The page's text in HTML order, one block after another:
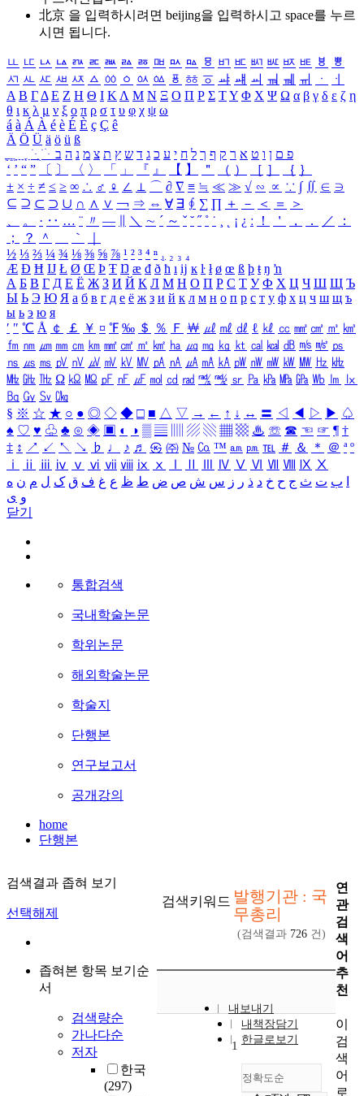
北京 을 입력하시려면 beijing을 입력하시고 space를 누르
시면 됩니다.
ㅥ ㅦ ㅧ ㅨ ㅩ ㅪ ㅫ ㅬ ㅭ ㅮ ㅯ ㅰ ㅱ ㅲ ㅳ ㅴ ㅵ ㅶ ㅷ ㅸ
ㅹ
ㅺ ㅻ ㅼ ㅽ ㅾ ㅿ ㆀ ㆁ ㆂ ㆃ ㆄ ㆅ ㆆ ㆇ ㆈ ㆉ ㆊ ㆋ ㆌ ㆍ
ㆎ
Α Β ΓΔ Ε Ζ Η Θ Ι ΚΛ Μ Ν Ξ Ο Π Ρ Σ ΤΥ Φ Χ Ψ Ω α β γ δ ε ζ η
θ ι κ λ μ ν ξ ο π ρ σ τ υ φ χ ψ ω
á à Á À é è É È ç Ç ê
Ä Ö Ü ä ö ü ß
ִֶֹ ֻּ ׁׂ פ ם ן ו ט א ר ק ף ך ל ח י ע כ ג ד ש ץ ת צ מ נ ה ב
‘ ’ “ ” 〔 〕 〈 〉 「 」 『 』 【 】 ＂ （ ） ［ ］ ｛ ｝
± × ÷ ≠ ≤ ≥ ∞ ∴ ♂ ♀ ∠ ⊥ ⌒ ∂ ∇ ≡ ≒ ≪ ≫ √ ∽ ∝ ∵ ∫ ∬ ∈ ∋
⊆ ⊇ ⊂ ⊃ ∪ ∩ ∧ ∨ ￢ ⇒ ⇔ ∀ ∃ ∮ ∑ ∏ ＋ － ＜ ＝
＞
、
。 · ‥ … ¨ 〃 ― ＼ ∼ ´ ～ ˇ ˘ ˝ ˚ ˙ ¸ ¡ ¿ ː ！ ＇ ， ． ／
：
；
？ ＾ ｀
½ ⅓ ⅔ ¼ ¾ ⅛ ⅜ ⅝ ⅞ ¹ ² ³ ⁴ ⁿ ₁ ₂ ₃ ₄
Æ Ð Ħ Ĳ Ł Ø Œ Þ Ŧ Ŋ æ đ ð ħ ı ĳ ĸ ŀ ł ø œ ß þ ŧ ŋ ŉ
А Б В Г Д Е Ё Ж З И Й К Л М Н О П Р С Т У Ф Х Ц Ч Ш Щ Ъ
Ы Ь Э Ю Я а б в г д е ё ж з и й к л м н о п р с т у ф х ц ч ш щ ъ
ы ь э ю я
′ ″ ℃ Å ￠ ￡ ￥ ¤ ℉ ‰ ＄ ％ Ｆ ￦ ㎕ ㎖ ㎗ ℓ ㎘ ㏄ ㎣ ㎤ ㎥ ㎦
㎙ ㎚ ㎛ ㎜ ㎝ ㎞ ㎟ ㎠ ㎡ ㎢ ㏊ ㎍ ㎎ ㎏ ㏏ ㎈ ㎉ ㏈ ㎧ ㎨ ㎰
㎱ ㎲ ㎳ ㎴ ㎵ ㎶ ㎷ ㎸ ㎹ ㎀ ㎁ ㎂ ㎃ ㎄ ㎺ ㎻ ㎽ ㎾ ㎿ ㎐ ㎑
㎒ ㎓ ㎔ Ω ㏀ ㏁ ㎊ ㎋ ㎌ ㏖ ㏅ ㎭ ㎮ ㎯ ㏛ ㎩ ㎪ ㎫ ㎬ ㏝ ㏐
㏓
㏃ ㏉ ㏜ ㏆
§ ※ ☆ ★ ○ ● ◎ ◇ ◆ □ ■ △ ▽ → ← ↑ ↓ ↔ 〓 ◁ ◀ ▷ ▶ ♤
♠ ♡ ♥ ♧ ♣ ⊙ ◈ ▣ ◐ ◑ ▒ ▤ ▨ ▧ ▦ ▩ ♨ ☏ ☎ ☜ ☞ ¶ †
‡ ↕ ↗ ↙ ↖ ↘ ♭ ♩ ♪ ♬ ㉿ ㈜ № ㏇ ™ ㏂ ㏘ ℡ ＃ ＆ ＊ ＠ ª º
ⅰ
ⅱ ⅲ ⅳ ⅴ ⅵ ⅶ ⅷ ⅸ ⅹ Ⅳ Ⅴ Ⅵ Ⅶ Ⅷ Ⅸ Ⅹ
ب ت ث ج ح خ د ذ ر ز س ش ص ض ط ظ ع غ ف ق ک ل م ن ه
و ی
닫기
통합검색
국내학술논문
학위논문
해외학술논문
학술지
단행본
연구보고서
공개강의
home
단행본
검색결과 좁혀 보기
선택해제
좁혀본 항목 보기순
서
검색량순
가나다순
저자
한국
(297)
검색키워드 발행기관 : 국
무총리
(검색결과 726 건)
내보내기
내책장담기
한글로보기
정확도순
1
연
관
검
색
어
추
천
이
검
색
어
로